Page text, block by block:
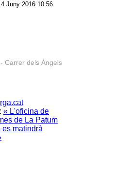
Juny 2016 10:56
Carrer dels Àngels
« L'oficina de
de La Patum
es matindrà